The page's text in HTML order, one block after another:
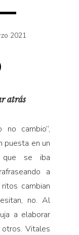
2021
atrás
no cambio”,
puesta en un
que se iba
a
cambian
no. Al
a elaborar
Vitales